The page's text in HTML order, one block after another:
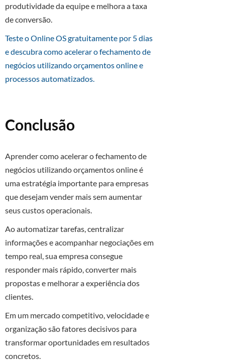
produtividade da equipe e melhora a taxa
de conversão.
Teste o Online OS gratuitamente por 5 dias
e descubra como acelerar o fechamento de
negócios utilizando orçamentos online e
processos automatizados.
Conclusão
Aprender como acelerar o fechamento de
negócios utilizando orçamentos online é
uma estratégia importante para empresas
que desejam vender mais sem aumentar
seus custos operacionais.
Ao automatizar tarefas, centralizar
informações e acompanhar negociações em
tempo real, sua empresa consegue
responder mais rápido, converter mais
propostas e melhorar a experiência dos
clientes.
Em um mercado competitivo, velocidade e
organização são fatores decisivos para
transformar oportunidades em resultados
concretos.